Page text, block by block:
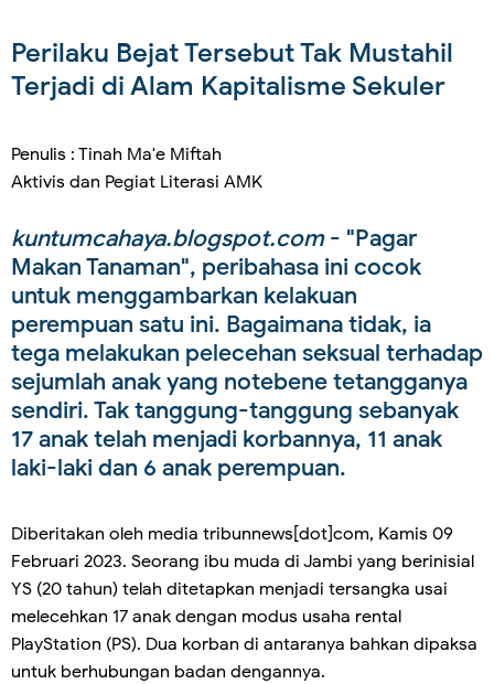
Perilaku Bejat Tersebut Tak Mustahil
Terjadi di Alam Kapitalisme Sekuler
Penulis : Tinah Ma'e Miftah
Aktivis dan Pegiat Literasi AMK
kuntumcahaya.blogspot.com- "Pagar
Makan Tanaman", peribahasa ini cocok
untuk menggambarkan kelakuan
perempuan satu ini. Bagaimana tidak, ia
tega melakukan pelecehan seksual terhadap
sejumlah anak yang notebene tetangganya
sendiri. Tak tanggung-tanggung sebanyak
17 anak telah menjadi korbannya, 11 anak
laki-laki dan 6 anak perempuan.
Diberitakan oleh media tribunnews[dot]com, Kamis 09
Februari 2023. Seorang ibu muda di Jambi yang berinisial
YS (20 tahun) telah ditetapkan menjadi tersangka usai
melecehkan 17 anak dengan modus usaha rental
PlayStation (PS). Dua korban di antaranya bahkan dipaksa
untuk berhubungan badan dengannya.